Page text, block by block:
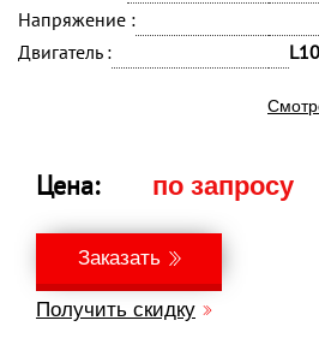
Напряжение :
Двигатель :
Цена: по запросу
Заказать
Получить скидку